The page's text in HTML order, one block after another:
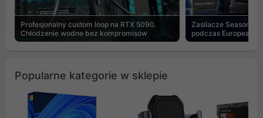
Profesjonalny custom loop na RTX 5090.
Chłodzenie wodne bez kompromisów
Zasilacze Seasonic
podczas European
Popularne kategorie w sklepie